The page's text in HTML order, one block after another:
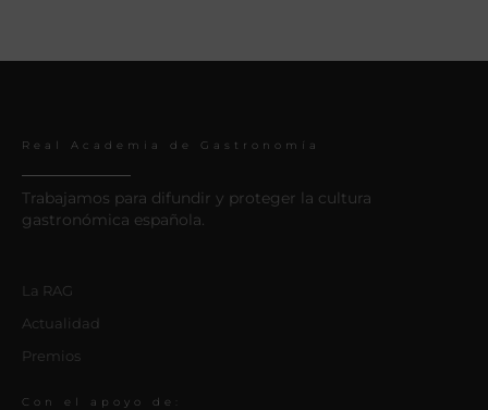
Real Academia de Gastronomía
Trabajamos para difundir y proteger la cultura
gastronómica española.
La RAG
Actualidad
Premios
Con el apoyo de: